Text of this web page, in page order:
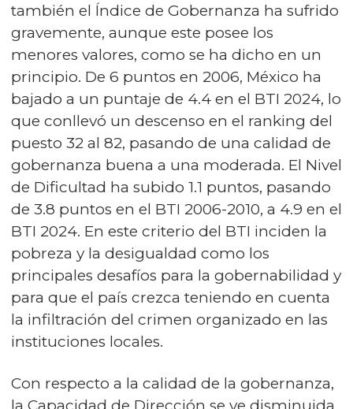
también el Índice de Gobernanza ha sufrido
gravemente, aunque este posee los
menores valores, como se ha dicho en un
principio. De 6 puntos en 2006, México ha
bajado a un puntaje de 4.4 en el BTI 2024, lo
que conllevó un descenso en el ranking del
puesto 32 al 82, pasando de una calidad de
gobernanza buena a una moderada. El Nivel
de Dificultad ha subido 1.1 puntos, pasando
de 3.8 puntos en el BTI 2006-2010, a 4.9 en el
BTI 2024. En este criterio del BTI inciden la
pobreza y la desigualdad como los
principales desafíos para la gobernabilidad y
para que el país crezca teniendo en cuenta
la infiltración del crimen organizado en las
instituciones locales.
Con respecto a la calidad de la gobernanza,